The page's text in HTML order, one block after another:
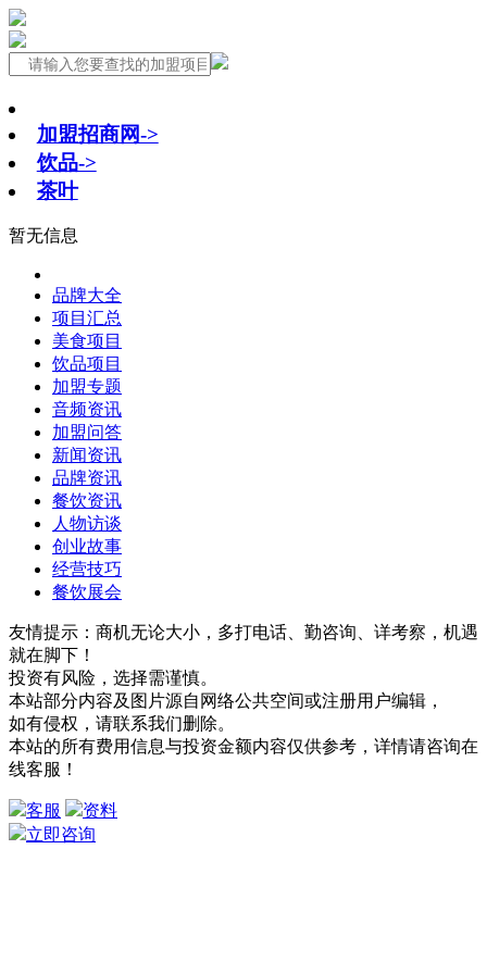
加盟招商网->
饮品->
茶叶
暂无信息
品牌大全
项目汇总
美食项目
饮品项目
加盟专题
音频资讯
加盟问答
新闻资讯
品牌资讯
餐饮资讯
人物访谈
创业故事
经营技巧
餐饮展会
友情提示：商机无论大小，多打电话、勤咨询、详考察，机遇
就在脚下！
投资有风险，选择需谨慎。
本站部分内容及图片源自网络公共空间或注册用户编辑，
如有侵权，请联系我们删除。
本站的所有费用信息与投资金额内容仅供参考，详情请咨询在
线客服！
客服
资料
立即咨询